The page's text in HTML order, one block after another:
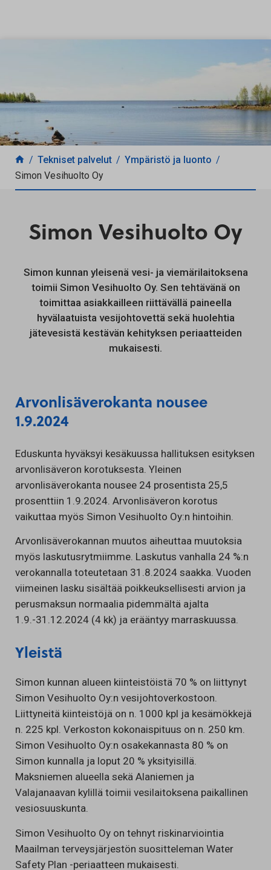
Tekniset palvelut
Ympäristö ja luonto
Simon Vesihuolto Oy
Simon Vesihuolto Oy
Simon kunnan yleisenä vesi- ja viemärilaitoksena
toimii Simon Vesihuolto Oy. Sen tehtävänä on
toimittaa asiakkailleen riittävällä paineella
hyvälaatuista vesijohtovettä sekä huolehtia
jätevesistä kestävän kehityksen periaatteiden
mukaisesti.
Arvonlisäverokanta nousee
1.9.2024
Eduskunta hyväksyi kesäkuussa hallituksen esityksen
arvonlisäveron korotuksesta. Yleinen
arvonlisäverokanta nousee 24 prosentista 25,5
prosenttiin 1.9.2024. Arvonlisäveron korotus
vaikuttaa myös Simon Vesihuolto Oy:n hintoihin.
Arvonlisäverokannan muutos aiheuttaa muutoksia
myös laskutusrytmiimme. Laskutus vanhalla 24 %:n
verokannalla toteutetaan 31.8.2024 saakka. Vuoden
viimeinen lasku sisältää poikkeuksellisesti arvion ja
perusmaksun normaalia pidemmältä ajalta
1.9.-31.12.2024 (4 kk) ja erääntyy marraskuussa.
Yleistä
Simon kunnan alueen kiinteistöistä 70 % on liittynyt
Simon Vesihuolto Oy:n vesijohtoverkostoon.
Liittyneitä kiinteistöjä on n. 1000 kpl ja kesämökkejä
n. 225 kpl. Verkoston kokonaispituus on n. 250 km.
Simon Vesihuolto Oy:n osakekannasta 80 % on
Simon kunnalla ja loput 20 % yksityisillä.
Maksniemen alueella sekä Alaniemen ja
Valajanaavan kylillä toimii vesilaitoksena paikallinen
vesiosuuskunta.
Simon Vesihuolto Oy on tehnyt riskinarviointia
Maailman terveysjärjestön suositteleman Water
Safety Plan -periaatteen mukaisesti.